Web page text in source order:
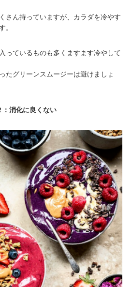
さん持っていますが、カラダを冷やす
。
っているものも多くますます冷やして
たグリーンスムージーは避けましょ
：消化に良くない